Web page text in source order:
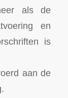
als de
en
is
aan de